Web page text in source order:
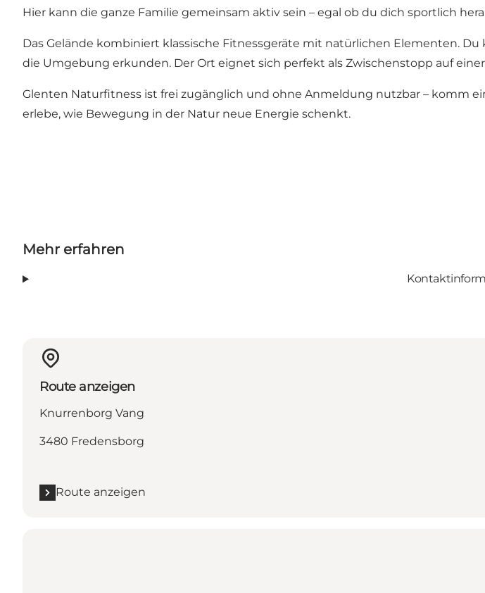
Hier kann die ganze Familie gemeinsam aktiv sein – egal ob du dich sportlich
Das Gelände kombiniert klassische Fitnessgeräte mit natürlichen Elementen.
die Umgebung erkunden. Der Ort eignet sich perfekt als Zwischenstopp auf
Glenten Naturfitness ist frei zugänglich und ohne Anmeldung nutzbar – komm
erlebe, wie Bewegung in der Natur neue Energie schenkt.
Mehr erfahren
Route anzeigen
Knurrenborg Vang
3480 Fredensborg
Route anzeigen